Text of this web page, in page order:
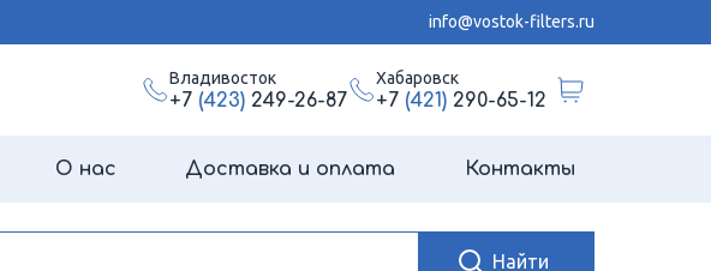
info@vostok-filters.ru
Владивосток
+7 (423)249-26-87
Хабаровск
+7 (421)290-65-12
О нас Доставка и оплата Контакты